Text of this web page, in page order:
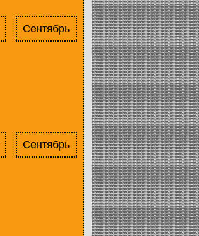
Сентябрь
Сентябрь